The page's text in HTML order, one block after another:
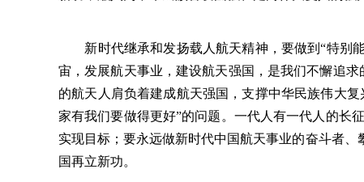
新时代继承和发扬载人航天精神，要做到“特别能
宙，发展航天事业，建设航天强国，是我们不懈追
的航天人肩负着建成航天强国，支撑中华民族伟大
家有我们要做得更好”的问题。一代人有一代人的长
实现目标；要永远做新时代中国航天事业的奋斗者
国再立新功。